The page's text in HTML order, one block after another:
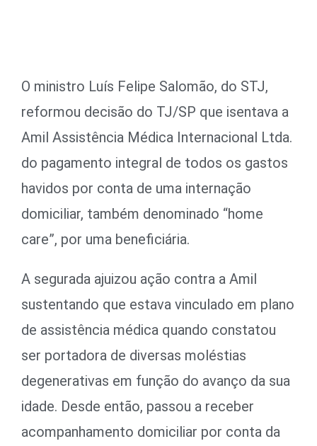
O ministro Luís Felipe Salomão, do STJ,
reformou decisão do TJ/SP que isentava a
Amil Assistência Médica Internacional Ltda.
do pagamento integral de todos os gastos
havidos por conta de uma internação
domiciliar, também denominado “home
care”, por uma beneficiária.
A segurada ajuizou ação contra a Amil
sustentando que estava vinculado em plano
de assistência médica quando constatou
ser portadora de diversas moléstias
degenerativas em função do avanço da sua
idade. Desde então, passou a receber
acompanhamento domiciliar por conta da